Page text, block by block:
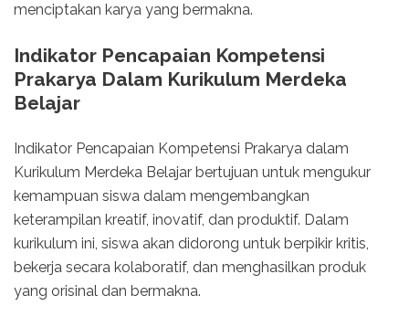
menciptakan karya yang bermakna.
Indikator Pencapaian Kompetensi
Prakarya Dalam Kurikulum Merdeka
Belajar
Indikator Pencapaian Kompetensi Prakarya dalam
Kurikulum Merdeka Belajar bertujuan untuk mengukur
kemampuan siswa dalam mengembangkan
keterampilan kreatif, inovatif, dan produktif. Dalam
kurikulum ini, siswa akan didorong untuk berpikir kritis,
bekerja secara kolaboratif, dan menghasilkan produk
yang orisinal dan bermakna.